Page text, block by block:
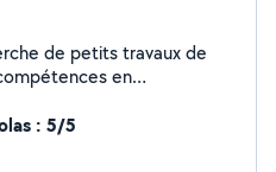
de petits travaux de
de plus amples
: 5/5